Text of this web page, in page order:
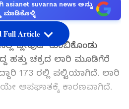
suvarna news ಅನ್ನು
ಮಾಡಿಕೊಳ್ಳಿ
ತುಂಬಿಕೊಂಡು
ಹತ್ತು ಚಕ್ರದ ಲಾರಿ ಮೂಡಿಗೆರೆ
173 ರಲ್ಲಿ ಪಲ್ಟಿಯಾಗಿದೆ. ಲಾರಿ
ಅಪಘಾತಕ್ಕೆ ಕಾರಣವಾಗಿದೆ.
Full Article